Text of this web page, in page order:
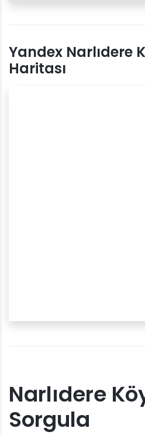
Yandex Narlıdere
Haritası
Narlıdere
Sorgula